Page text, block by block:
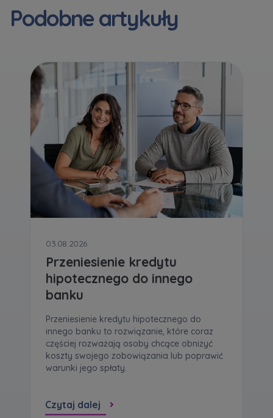
Podobne artykuły
03.08.2026
Przeniesienie kredytu
hipotecznego do innego
banku
Przeniesienie kredytu hipotecznego do
innego banku to rozwiązanie, które coraz
częściej rozważają osoby chcące obniżyć
koszty swojego zobowiązania lub poprawić
warunki jego spłaty.
Czytaj dalej